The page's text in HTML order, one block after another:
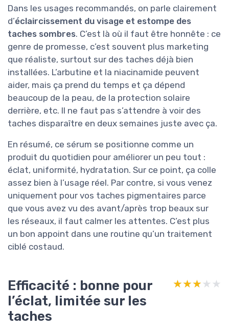
Dans les usages recommandés, on parle clairement
d’éclaircissement du visage et estompe des
taches sombres. C’est là où il faut être honnête : ce
genre de promesse, c’est souvent plus marketing
que réaliste, surtout sur des taches déjà bien
installées. L’arbutine et la niacinamide peuvent
aider, mais ça prend du temps et ça dépend
beaucoup de la peau, de la protection solaire
derrière, etc. Il ne faut pas s’attendre à voir des
taches disparaître en deux semaines juste avec ça.
En résumé, ce sérum se positionne comme un
produit du quotidien pour améliorer un peu tout :
éclat, uniformité, hydratation. Sur ce point, ça colle
assez bien à l’usage réel. Par contre, si vous venez
uniquement pour vos taches pigmentaires parce
que vous avez vu des avant/après trop beaux sur
les réseaux, il faut calmer les attentes. C’est plus
un bon appoint dans une routine qu’un traitement
ciblé costaud.
Efficacité : bonne pour
l’éclat, limitée sur les
taches
★★★★★
★★★★★